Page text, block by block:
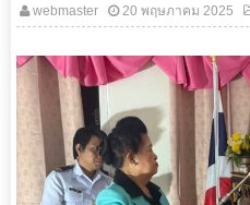
webmaster 20 พฤษภาคม 2025